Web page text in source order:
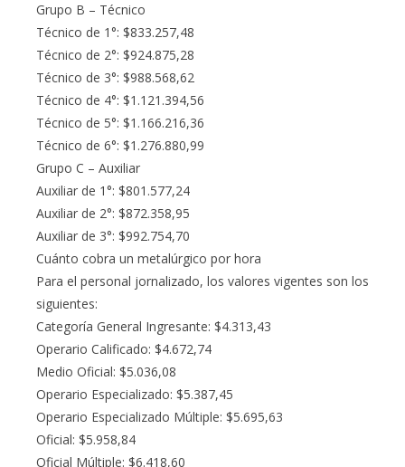
Grupo B – Técnico
Técnico de 1°: $833.257,48
Técnico de 2°: $924.875,28
Técnico de 3°: $988.568,62
Técnico de 4°: $1.121.394,56
Técnico de 5°: $1.166.216,36
Técnico de 6°: $1.276.880,99
Grupo C – Auxiliar
Auxiliar de 1°: $801.577,24
Auxiliar de 2°: $872.358,95
Auxiliar de 3°: $992.754,70
Cuánto cobra un metalúrgico por hora
Para el personal jornalizado, los valores vigentes son los
siguientes:
Categoría General Ingresante: $4.313,43
Operario Calificado: $4.672,74
Medio Oficial: $5.036,08
Operario Especializado: $5.387,45
Operario Especializado Múltiple: $5.695,63
Oficial: $5.958,84
Oficial Múltiple: $6.418,60